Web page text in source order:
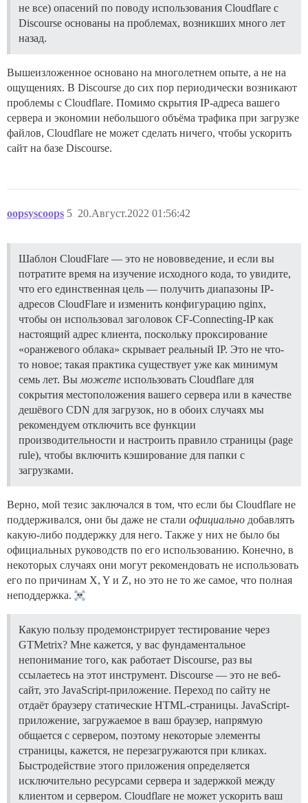
не все) опасений по поводу использования Cloudflare с
Discourse основаны на проблемах, возникших много лет
назад.
Вышеизложенное основано на многолетнем опыте, а не на
ощущениях. В Discourse до сих пор периодически возникают
проблемы с Cloudflare. Помимо скрытия IP-адреса вашего
сервера и экономии небольшого объёма трафика при загрузке
файлов, Cloudflare не может сделать ничего, чтобы ускорить
сайт на базе Discourse.
oopsyscoops 20.Август.2022 01:56:42
5
Шаблон CloudFlare — это не нововведение, и если вы
потратите время на изучение исходного кода, то увидите,
что его единственная цель — получить диапазоны IP-
адресов CloudFlare и изменить конфигурацию nginx,
чтобы он использовал заголовок CF-Connecting-IP как
настоящий адрес клиента, поскольку проксирование
«оранжевого облака» скрывает реальный IP. Это не что-
то новое; такая практика существует уже как минимум
семь лет. Вы можете использовать Cloudflare для
сокрытия местоположения вашего сервера или в качестве
дешёвого CDN для загрузок, но в обоих случаях мы
рекомендуем отключить все функции
производительности и настроить правило страницы (page
rule), чтобы включить кэширование для папки с
загрузками.
Верно, мой тезис заключался в том, что если бы Cloudflare не
поддерживался, они бы даже не стали официально добавлять
какую-либо поддержку для него. Также у них не было бы
официальных руководств по его использованию. Конечно, в
некоторых случаях они могут рекомендовать не использовать
его по причинам X, Y и Z, но это не то же самое, что полная
неподдержка.
Какую пользу продемонстрирует тестирование через
GTMetrix? Мне кажется, у вас фундаментальное
непонимание того, как работает Discourse, раз вы
ссылаетесь на этот инструмент. Discourse — это не веб-
сайт, это JavaScript-приложение. Переход по сайту не
отдаёт браузеру статические HTML-страницы. JavaScript-
приложение, загружаемое в ваш браузер, напрямую
общается с сервером, поэтому некоторые элементы
страницы, кажется, не перезагружаются при кликах.
Быстродействие этого приложения определяется
исключительно ресурсами сервера и задержкой между
клиентом и сервером. Cloudflare не может ускорить ваш